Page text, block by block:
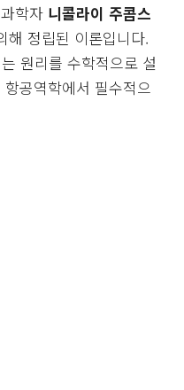
학자 니콜라이 주콥스
해 정립된 이론입니다.
원리를 수학적으로 설
공역학에서 필수적으